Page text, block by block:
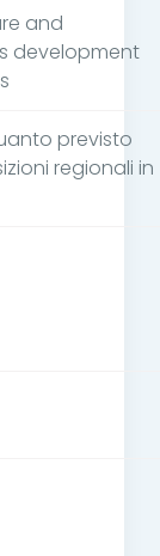
and
development
previsto
regionali in